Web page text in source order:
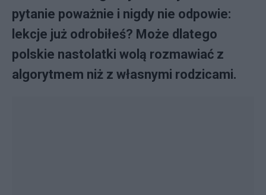
pytanie poważnie i nigdy nie odpowie:
lekcje już odrobiłeś? Może dlatego
polskie nastolatki wolą rozmawiać z
algorytmem niż z własnymi rodzicami.